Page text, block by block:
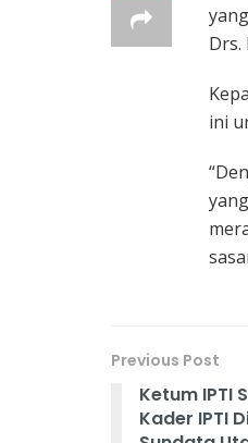
Drs.
ini
Previous Post
Ketum IPTI
Kader IPTI